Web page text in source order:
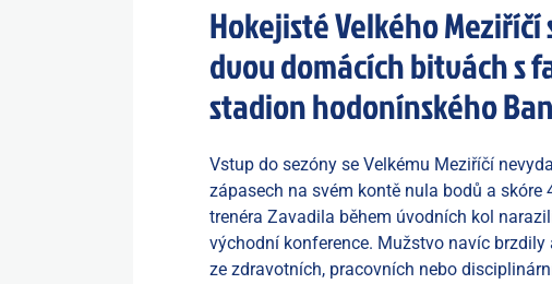
Hokejisté Velkého Meziříčí
dvou domácích bitvách s
stadion hodonínského
Vstup do sezóny se Velkému Meziříčí
zápasech na svém kontě nula bodů a skóre
trenéra Zavadila během úvodních kol
východní konference. Mužstvo navíc
ze zdravotních, pracovních nebo